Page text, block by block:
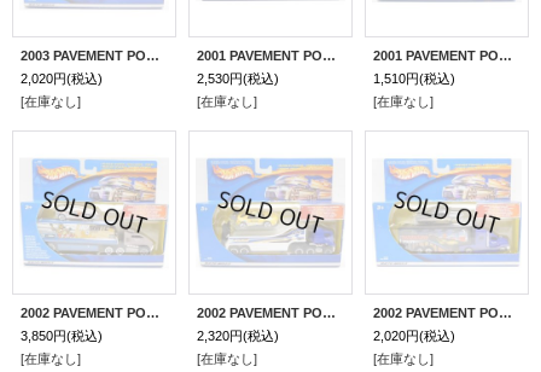
2003 PAVEMENT POUNDER 【LOTUS ESPRIT】 BLACK/PR5
2,020円(税込)
[在庫なし]
2001 PAVEMENT POUNDER 【FERRARI 348】 BLACK/5H
2,530円(税込)
[在庫なし]
2001 PAVEMENT POUNDER 【SOL-AIRE CX4】 DK.BLUE/LACE
1,510円(税込)
[在庫なし]
2002 PAVEMENT POUNDER 【25tH ANNIVERSARY LAMBORGHINI COUNTACH】 SILVER/5H
3,850円(税込)
[在庫なし]
2002 PAVEMENT POUNDER 【PIKES PEAK CELICA】 YELLOW/3SP
2,320円(税込)
[在庫なし]
2002 PAVEMENT POUNDER 【'59 IMPALA】 BLACK/LACE
2,020円(税込)
[在庫なし]